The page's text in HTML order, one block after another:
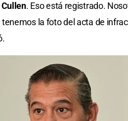
. Eso está registrado.
la foto del acta de